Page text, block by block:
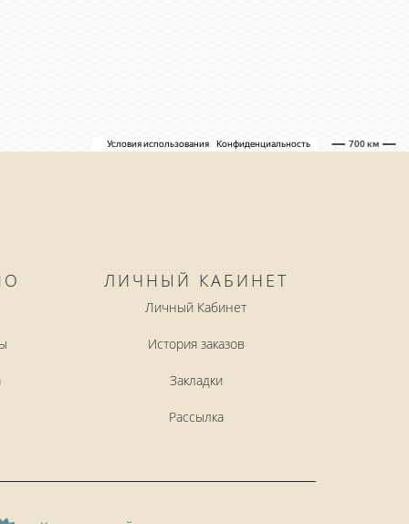
ЛИЧНЫЙ КАБИНЕТ
Личный Кабинет
История заказов
Закладки
Рассылка